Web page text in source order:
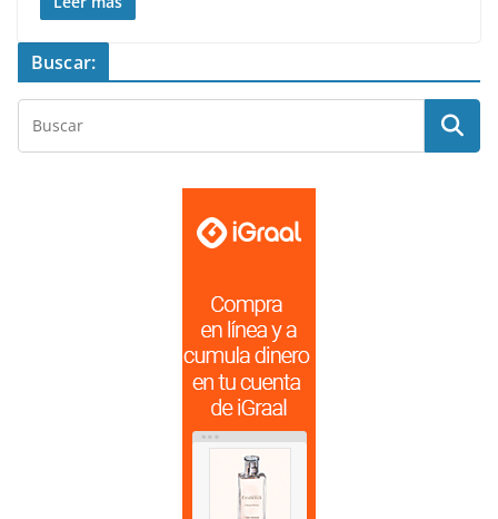
Buscar: